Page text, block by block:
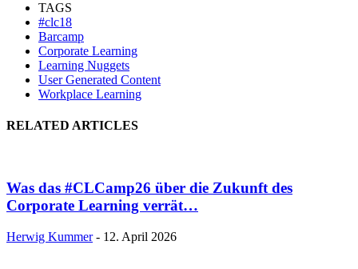
TAGS
#clc18
Barcamp
Corporate Learning
Learning Nuggets
User Generated Content
Workplace Learning
RELATED ARTICLES
Was das #CLCamp26 über die Zukunft des
Corporate Learning verrät…
Herwig Kummer - 12. April 2026